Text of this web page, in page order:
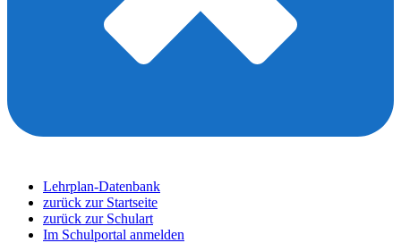
Lehrplan-Datenbank
zurück zur Startseite
zurück zur Schulart
Im Schulportal anmelden